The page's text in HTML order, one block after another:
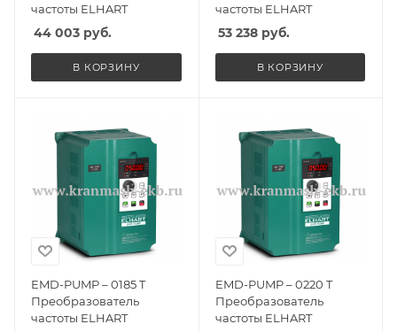
частоты ELHART
44 003 руб.
В КОРЗИНУ
частоты ELHART
53 238руб.
В КОРЗИНУ
EMD-PUMP – 0185 T
Преобразователь
частоты ELHART
EMD-PUMP – 0220 T
Преобразователь
частоты ELHART